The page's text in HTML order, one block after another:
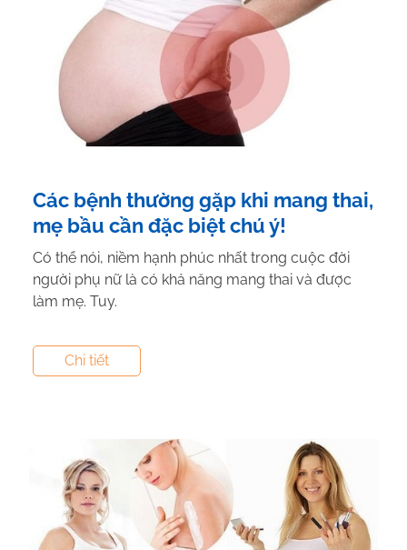
Các bệnh thường gặp khi mang thai,
mẹ bầu cần đặc biệt chú ý!
Có thể nói, niềm hạnh phúc nhất trong cuộc đời
người phụ nữ là có khả năng mang thai và được
làm mẹ. Tuy.
Vũ Thị Hậu
Chi tiết